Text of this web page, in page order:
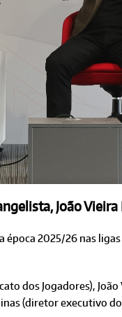
João
2025/26 nas
dos Jogadores),
(diretor executivo do